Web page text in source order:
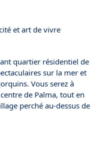
et art de vivre
quartier résidentiel de
sur la mer et
Vous serez à
de Palma, tout en
perché au-dessus de